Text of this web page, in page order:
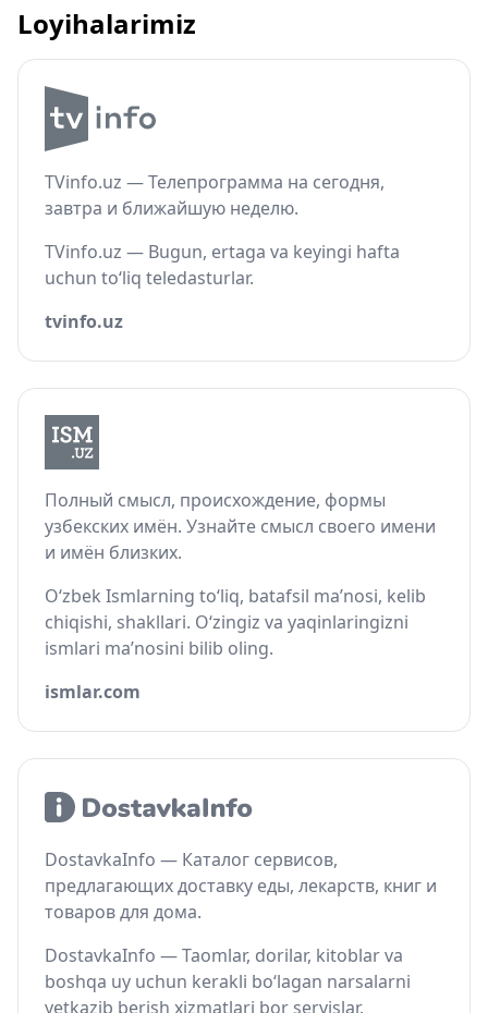
Loyihalarimiz
TVinfo.uz — Телепрограмма на сегодня,
завтра и ближайшую неделю.
TVinfo.uz — Bugun, ertaga va keyingi hafta
uchun to‘liq teledasturlar.
tvinfo.uz
Полный смысл, происхождение, формы
узбекских имён. Узнайте смысл своего имени
и имён близких.
O‘zbek Ismlarning to‘liq, batafsil ma’nosi, kelib
chiqishi, shakllari. O‘zingiz va yaqinlaringizni
ismlari ma’nosini bilib oling.
ismlar.com
DostavkaInfo — Каталог сервисов,
предлагающих доставку еды, лекарств, книг и
товаров для дома.
DostavkaInfo — Taomlar, dorilar, kitoblar va
boshqa uy uchun kerakli bo‘lagan narsalarni
yetkazib berish xizmatlari bor servislar.